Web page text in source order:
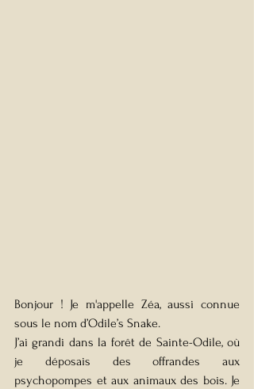
Bonjour ! Je m'appelle Zéa, aussi connue
sous le nom d’Odile’s Snake.
J’ai grandi dans la forêt de Sainte-Odile, où
je déposais des offrandes aux
psychopompes et aux animaux des bois. Je